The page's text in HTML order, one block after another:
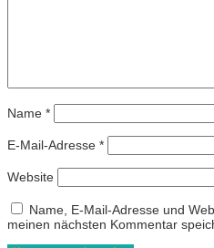
Name *
E-Mail-Adresse *
Website
Name, E-Mail-Adresse und
meinen nächsten Kommentar